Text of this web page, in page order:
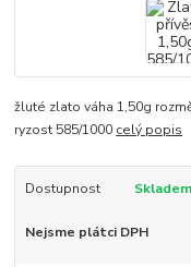
žluté zlato váha 1,50g
ryzost 585/1000 celý popis
Dostupnost
Nejsme plátci DPH